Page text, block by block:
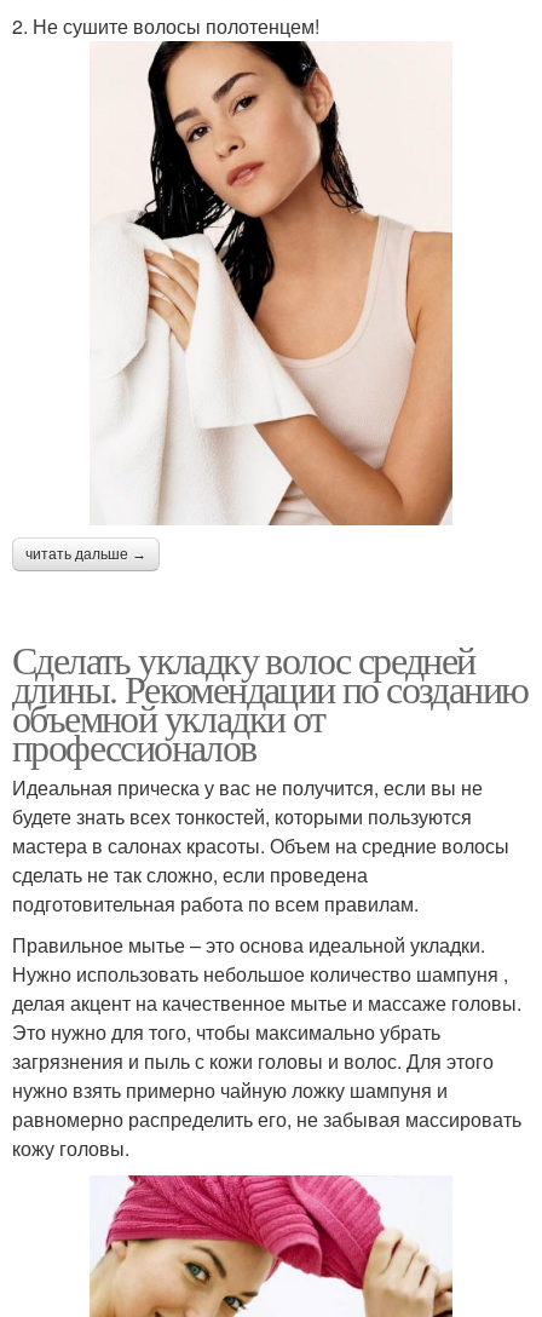
2. Не сушите волосы полотенцем!
читать дальше →
Сделать укладку волос средней
длины. Рекомендации по созданию
объемной укладки от
профессионалов
Идеальная прическа у вас не получится, если вы не
будете знать всех тонкостей, которыми пользуются
мастера в салонах красоты. Объем на средние волосы
сделать не так сложно, если проведена
подготовительная работа по всем правилам.
Правильное мытье – это основа идеальной укладки.
Нужно использовать небольшое количество шампуня ,
делая акцент на качественное мытье и массаже головы.
Это нужно для того, чтобы максимально убрать
загрязнения и пыль с кожи головы и волос. Для этого
нужно взять примерно чайную ложку шампуня и
равномерно распределить его, не забывая массировать
кожу головы.